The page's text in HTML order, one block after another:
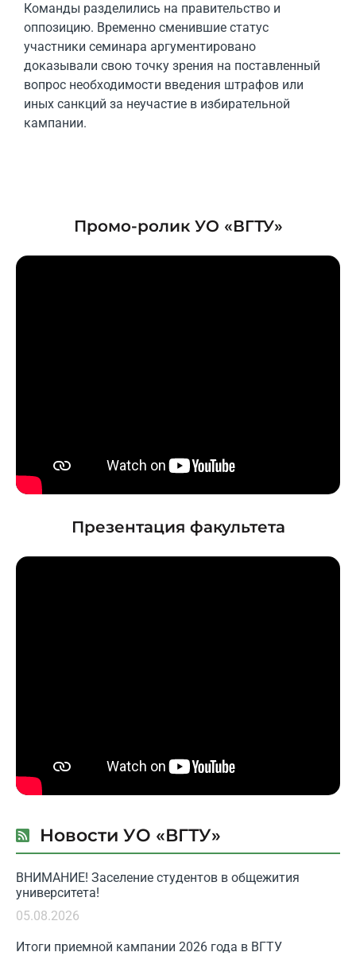
Команды разделились на правительство и
оппозицию. Временно сменившие статус
участники семинара аргументировано
доказывали свою точку зрения на поставленный
вопрос необходимости введения штрафов или
иных санкций за неучастие в избирательной
кампании.
Промо-ролик УО «ВГТУ»
Презентация факультета
Новости УО «ВГТУ»
ВНИМАНИЕ! Заселение студентов в общежития
университета!
05.08.2026
Итоги приемной кампании 2026 года в ВГТУ